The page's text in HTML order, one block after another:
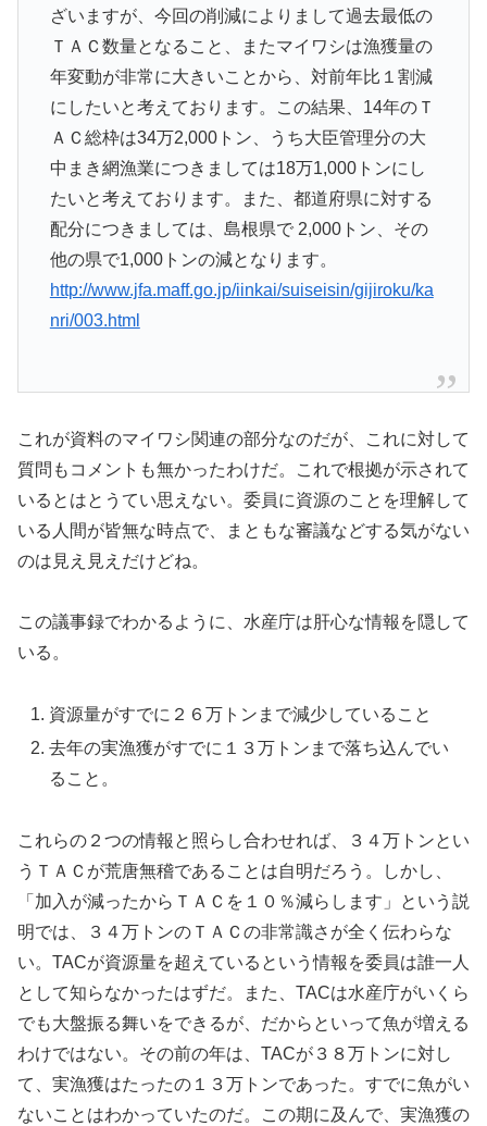
ざいますが、今回の削減によりまして過去最低の
ＴＡＣ数量となること、またマイワシは漁獲量の
年変動が非常に大きいことから、対前年比１割減
にしたいと考えております。この結果、14年のＴ
ＡＣ総枠は34万2,000トン、うち大臣管理分の大
中まき網漁業につきましては18万1,000トンにし
たいと考えております。また、都道府県に対する
配分につきましては、島根県で 2,000トン、その
他の県で1,000トンの減となります。
http://www.jfa.maff.go.jp/iinkai/suiseisin/gijiroku/ka
nri/003.html
これが資料のマイワシ関連の部分なのだが、これに対して
質問もコメントも無かったわけだ。これで根拠が示されて
いるとはとうてい思えない。委員に資源のことを理解して
いる人間が皆無な時点で、まともな審議などする気がない
のは見え見えだけどね。
この議事録でわかるように、水産庁は肝心な情報を隠して
いる。
資源量がすでに２６万トンまで減少していること
去年の実漁獲がすでに１３万トンまで落ち込んでい
ること。
これらの２つの情報と照らし合わせれば、３４万トンとい
うＴＡＣが荒唐無稽であることは自明だろう。しかし、
「加入が減ったからＴＡＣを１０％減らします」という説
明では、３４万トンのＴＡＣの非常識さが全く伝わらな
い。TACが資源量を超えているという情報を委員は誰一人
として知らなかったはずだ。また、TACは水産庁がいくら
でも大盤振る舞いをできるが、だからといって魚が増える
わけではない。その前の年は、TACが３８万トンに対し
て、実漁獲はたったの１３万トンであった。すでに魚がい
ないことはわかっていたのだ。この期に及んで、実漁獲の